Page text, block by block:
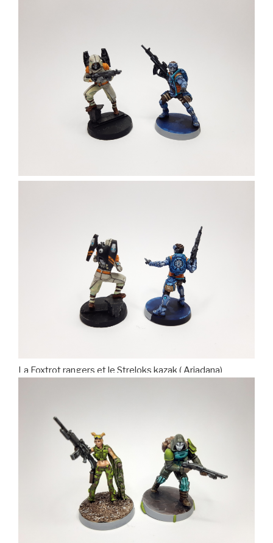
La Foxtrot rangers et le Streloks kazak ( Ariadana)